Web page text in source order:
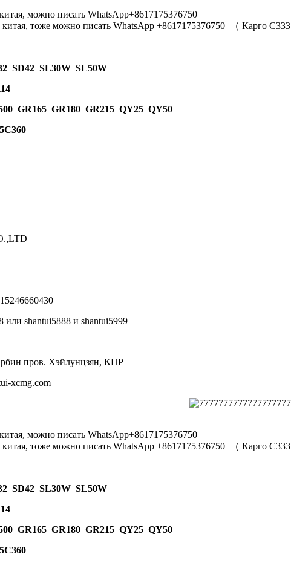
можно писать WhatsApp+8617175376750
тоже можно писать WhatsApp +8617175376750 （ Карго C333
SD42 SL30W SL50W
GR165 GR180 GR215 QY25 QY50
shantui5888 и shantui5999
пров. Хэйлунцзян, КНР
xcmg.com
можно писать WhatsApp+8617175376750
тоже можно писать WhatsApp +8617175376750 （ Карго C333
SD42 SL30W SL50W
GR165 GR180 GR215 QY25 QY50